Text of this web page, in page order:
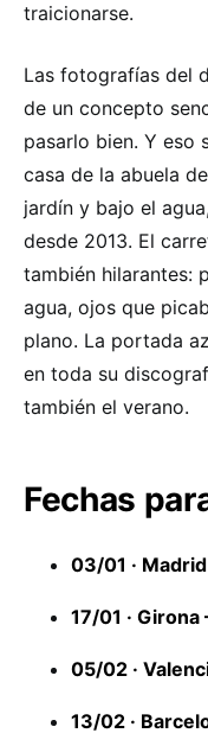
traicionarse.
Las fotografías del
de un concepto
pasarlo bien. Y eso
casa de la abuela
jardín y bajo el
desde 2013. El
también hilarantes:
agua, ojos que
plano. La portada
en toda su
también el verano.
Fechas
03/01 ·
17/01 · Girona
05/02 ·
13/02 ·